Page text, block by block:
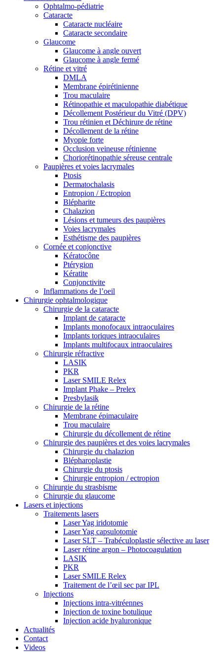
Ophtalmo-pédiatrie
Cataracte
Cataracte nucléaire
Cataracte secondaire
Glaucome
Glaucome à angle ouvert
Glaucome à angle fermé
Rétine et vitré
DMLA
Membrane épirétinienne
Trou maculaire
Rétinopathie et maculopathie diabétique
Décollement Postérieur du Vitré (DPV)
Trou rétinien et Déchirure de rétine
Décollement de la rétine
Myopie forte
Occlusion veineuse rétinienne
Choriorétinopathie séreuse centrale
Paupières et voies lacrymales
Ptosis
Dermatochalasis
Entropion / Ectropion
Blépharite
Chalazion
Lésions et tumeurs des paupières
Voies lacrymales
Esthétisme des paupières
Cornée et conjonctive
Kératocône
Ptérygion
Kératite
Conjonctivite
Inflammations de l’oeil
Chirurgie ophtalmologique
Chirurgie de la cataracte
Implant de cataracte
Implants monofocaux intraoculaires
Implants toriques intraoculaires
Implants multifocaux intraoculaires
Chirurgie réfractive
LASIK
PKR
Laser SMILE Relex
Implant Phake – Prelex
Presbylasik
Chirurgie de la rétine
Membrane épimaculaire
Trou maculaire
Chirurgie du décollement de rétine
Chirurgie des paupières et des voies lacrymales
Chirurgie du chalazion
Blépharoplastie
Chirurgie du ptosis
Chirurgie entropion / ectropion
Chirurgie du strasbisme
Chirurgie du glaucome
Lasers et injections
Traitements lasers
Laser Yag iridotomie
Laser Yag capsulotomie
Laser SLT – Trabéculoplastie sélective au laser
Laser rétine argon – Photocoagulation
LASIK
PKR
Laser SMILE Relex
Traitement de l’œil sec par IPL
Injections
Injections intra-vitréennes
Injection de toxine botulique
Injection acide hyaluronique
Actualités
Contact
Videos